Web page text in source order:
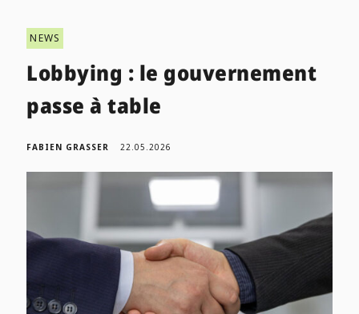
NEWS
Lobbying : le gouvernement
passe à table
FABIEN GRASSER 22.05.2026